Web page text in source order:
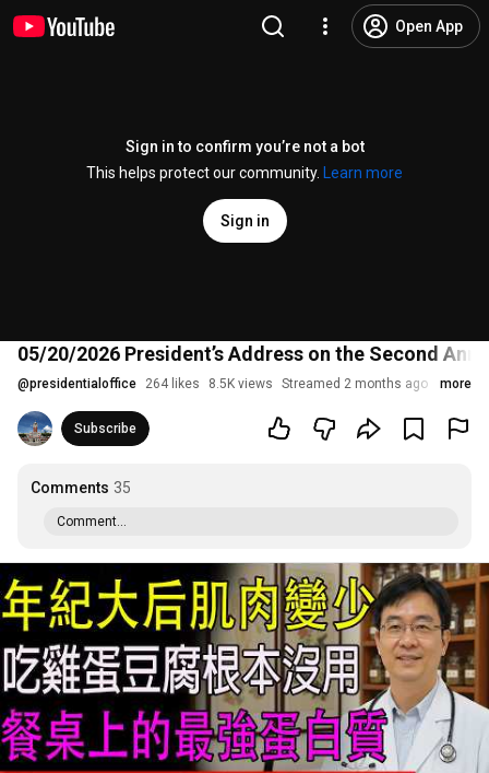
Open App
Sign in to confirm you’re not a bot
This helps protect our community.
Learn more
Sign in
05/20/2026 President’s Address on the Second
@presidentialoffice 264 likes 8.5K views Streamed 2 months ago more
Subscribe
Comments 35
Comment...